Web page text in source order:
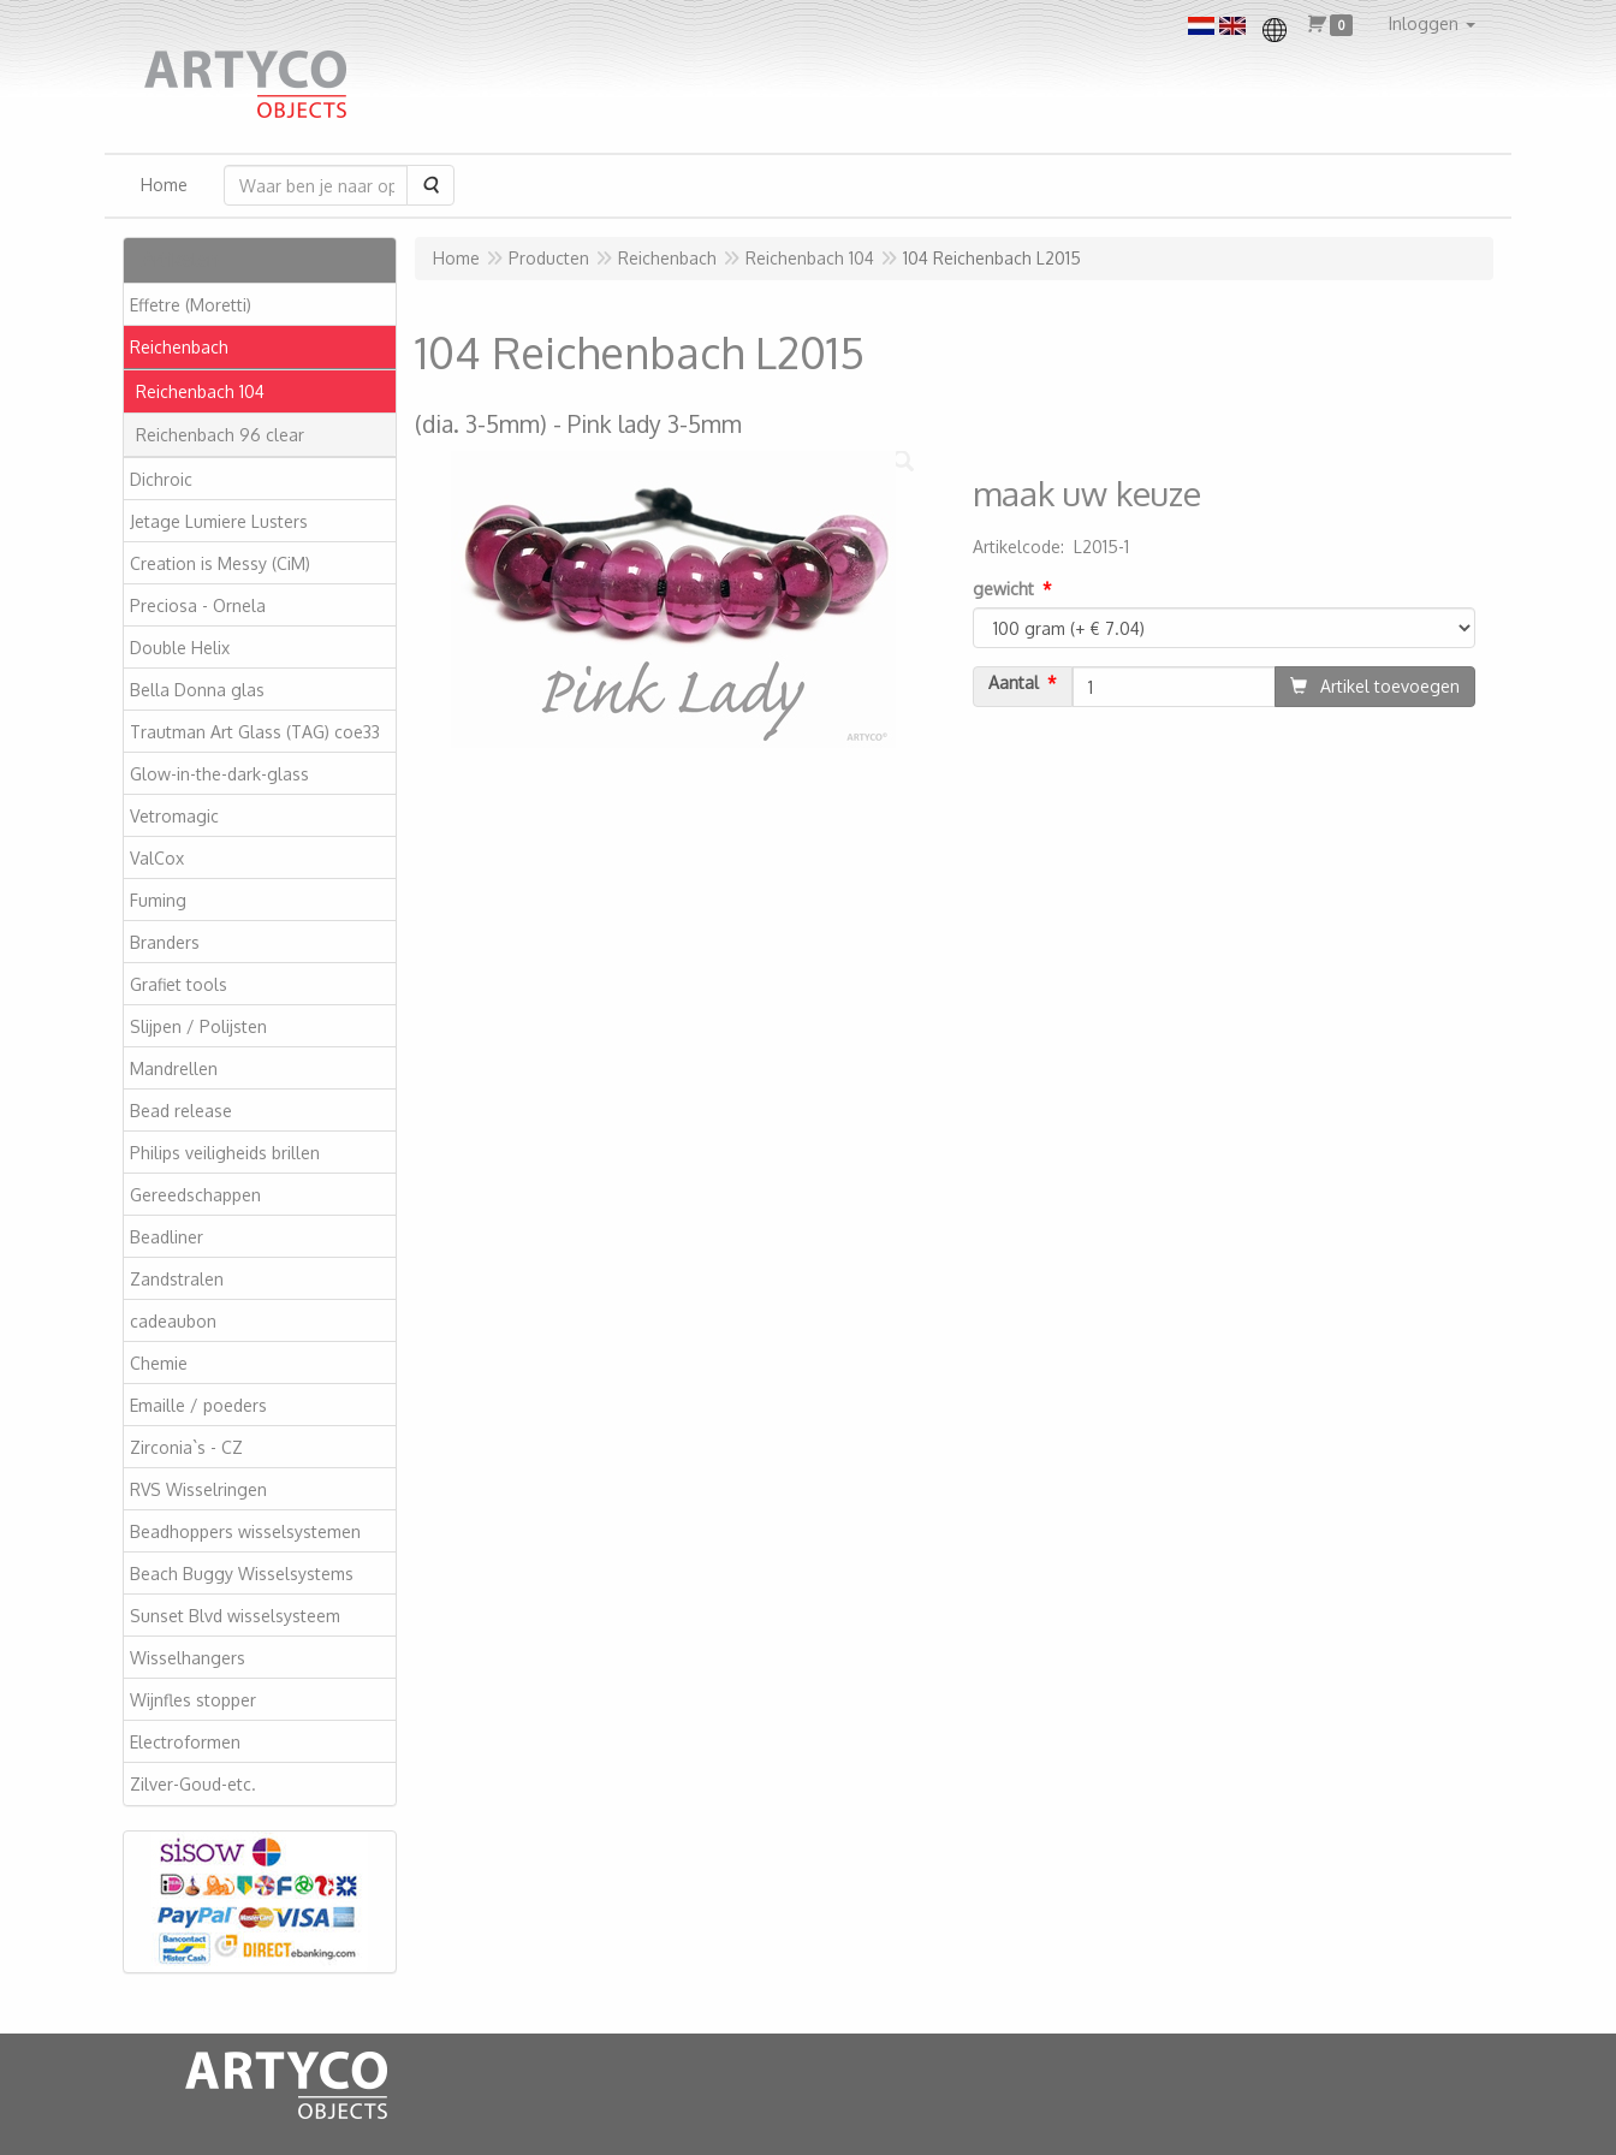
0 Inloggen
Home Zoeken
Effetre (Moretti)
Reichenbach
Reichenbach 104
Reichenbach 96 clear
Dichroic
Jetage Lumiere Lusters
Creation is Messy (CiM)
Preciosa - Ornela
Double Helix
Bella Donna glas
Trautman Art Glass (TAG) coe33
Glow-in-the-dark-glass
Vetromagic
ValCox
Fuming
Branders
Grafiet tools
Slijpen / Polijsten
Mandrellen
Bead release
Philips veiligheids brillen
Gereedschappen
Beadliner
Zandstralen
cadeaubon
Chemie
Emaille / poeders
Zirconia`s - CZ
RVS Wisselringen
Beadhoppers wisselsystemen
Beach Buggy Wisselsystems
Sunset Blvd wisselsysteem
Wisselhangers
Wijnfles stopper
Electroformen
Zilver-Goud-etc.
Home Producten Reichenbach Reichenbach 104 104 Reichenbach L2015
104 Reichenbach L2015
(dia. 3-5mm) Pink lady 3-5mm
maak uw keuze
Artikelcode: L2015-1
gewicht
Aantal Artikel toevoegen